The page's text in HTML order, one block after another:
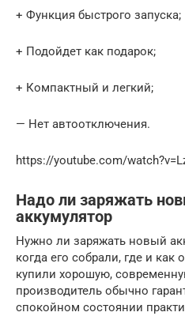
+ Функция быстрого запуска;
+ Подойдет как подарок;
+ Компактный и легкий;
— Нет автоотключения.
https://youtube.com/
Надо ли заряжать
аккумулятор
Нужно ли заряжать новый
когда его собрали, где и как
купили хорошую,
производитель обычно
спокойном состоянии